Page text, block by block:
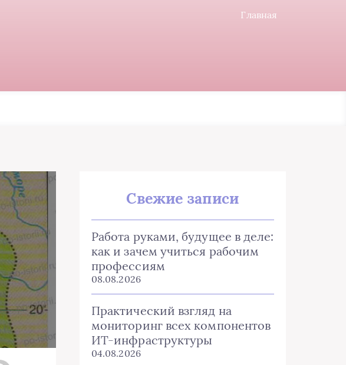
Главная
Свежие записи
Работа руками, будущее в деле:
как и зачем учиться рабочим
профессиям
08.08.2026
Практический взгляд на
мониторинг всех компонентов
ИТ-инфраструктуры
04.08.2026